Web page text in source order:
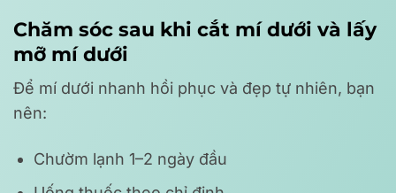
Chăm sóc sau khi cắt mí dưới và lấy
mỡ mí dưới
Để mí dưới nhanh hồi phục và đẹp tự nhiên, bạn
nên:
Chườm lạnh 1–2 ngày đầu